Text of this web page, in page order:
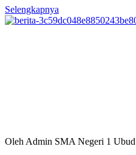
Selengkapnya
Oleh Admin SMA Negeri 1 Ubud